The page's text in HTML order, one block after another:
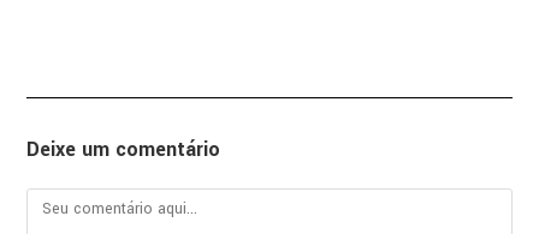
Deixe um comentário